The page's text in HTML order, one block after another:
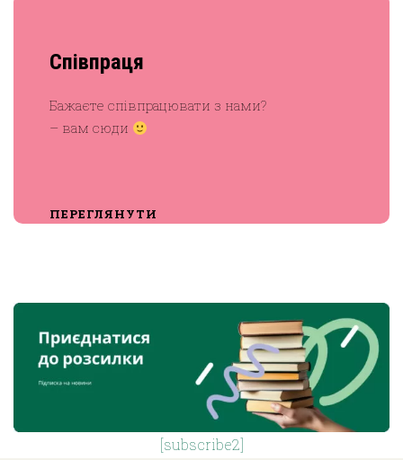
Співпраця
Бажаєте співпрацювати з нами?
– вам сюди
ПЕРЕГЛЯНУТИ
[subscribe2]